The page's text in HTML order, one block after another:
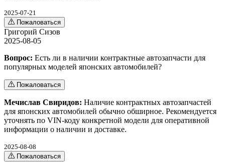
2025-07-21
Пожаловаться
Григорий Сизов
2025-08-05
Вопрос: Есть ли в наличии контрактные автозапчасти для
популярных моделей японских автомобилей?
Пожаловаться
Мечислав Свиридов: Наличие контрактных автозапчастей
для японских автомобилей обычно обширное. Рекомендуется
уточнять по VIN-коду конкретной модели для оперативной
информации о наличии и доставке.
2025-08-08
Пожаловаться